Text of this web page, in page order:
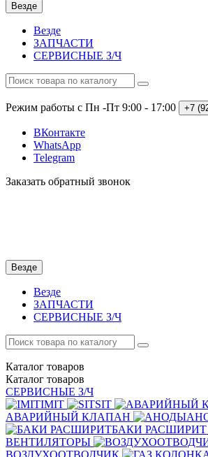
Везде
Везде
ЗАПЧАСТИ
СЕРВИСНЫЕ З/Ч
Режим работы с Пн -Пт 9:00 - 17:00 +7
ВКонтакте
WhatsApp
Telegram
Заказать обратный звонок
Везде
Везде
ЗАПЧАСТИ
СЕРВИСНЫЕ З/Ч
Каталог товаров
Каталог товаров
СЕРВИСНЫЕ З/Ч
IMIT
SIT
АВАРИЙНЫЙ КЛАПАН
БАКИ РАСШИРИТ
ВЕНТИЛЯТОРЫ